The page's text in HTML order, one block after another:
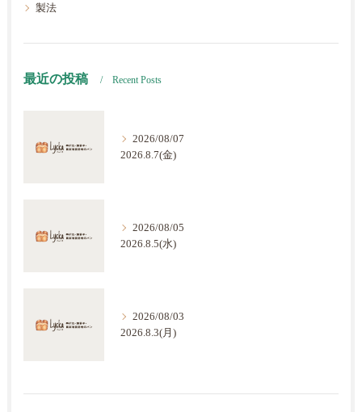
製法
最近の投稿 Recent Posts
2026/08/07
2026.8.7(金)
2026/08/05
2026.8.5(水)
2026/08/03
2026.8.3(月)